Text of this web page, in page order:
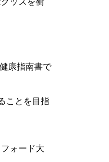
康指南書で
ことを目指
ォード大